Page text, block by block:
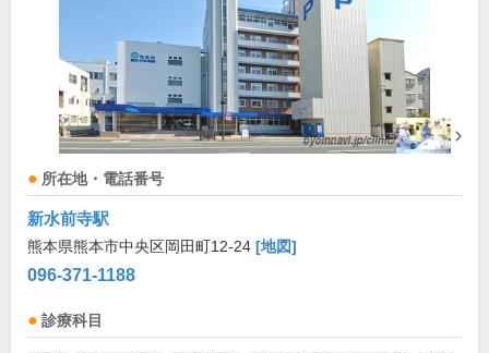
所在地・電話番号
新水前寺駅
熊本県熊本市中央区岡田町12-24 [地図]
096-371-1188
診療科目